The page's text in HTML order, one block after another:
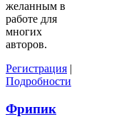
желанным в
работе для
многих
авторов.
Регистрация |
Подробности
Фрипик